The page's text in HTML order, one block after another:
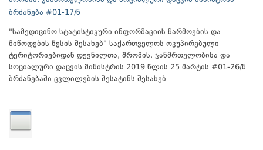
ბრძანება #01-17/ნ
"სამედიცინო სტატისტიკური ინფორმაციის წარმოების და
მიწოდების წესის შესახებ" საქართველოს ოკუპირებული
ტერიტორიებიდან დევნილთა, შრომის, ჯანმრთელობისა და
სოციალური დაცვის მინისტრის 2019 წლის 25 მარტის #01-26/ნ
ბრძანებაში ცვლილების შესატინს შესახებ